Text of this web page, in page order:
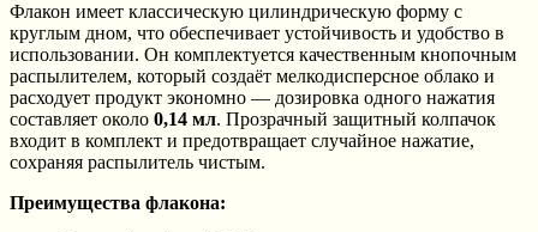
Флакон имеет классическую цилиндрическую форму с
круглым дном, что обеспечивает устойчивость и удобство в
использовании. Он комплектуется качественным кнопочным
распылителем, который создаёт мелкодисперсное облако и
расходует продукт экономно — дозировка одного нажатия
составляет около 0,14 мл. Прозрачный защитный колпачок
входит в комплект и предотвращает случайное нажатие,
сохраняя распылитель чистым.
Преимущества флакона: